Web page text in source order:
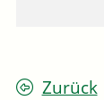
Zurück